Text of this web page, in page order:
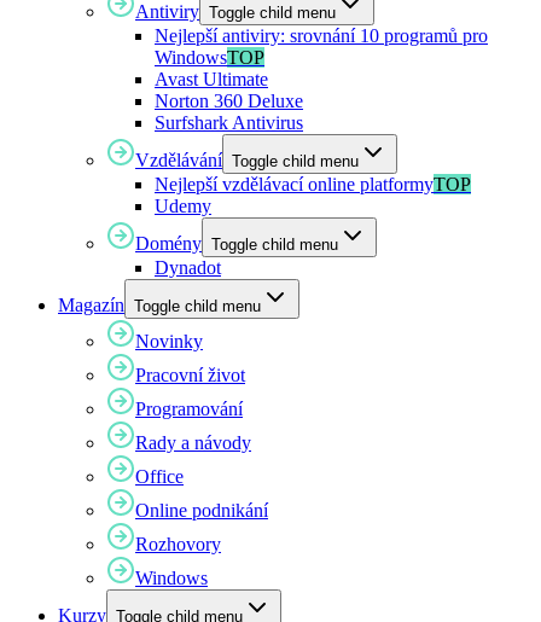
Antiviry Toggle child menu
Nejlepší antiviry: srovnání 10 programů pro
WindowsTOP
Avast Ultimate
Norton 360 Deluxe
Surfshark Antivirus
Vzdělávání Toggle child menu
Nejlepší vzdělávací online platformyTOP
Udemy
Domény Toggle child menu
Dynadot
Magazín Toggle child menu
Novinky
Pracovní život
Programování
Rady a návody
Office
Online podnikání
Rozhovory
Windows
Kurzy Toggle child menu